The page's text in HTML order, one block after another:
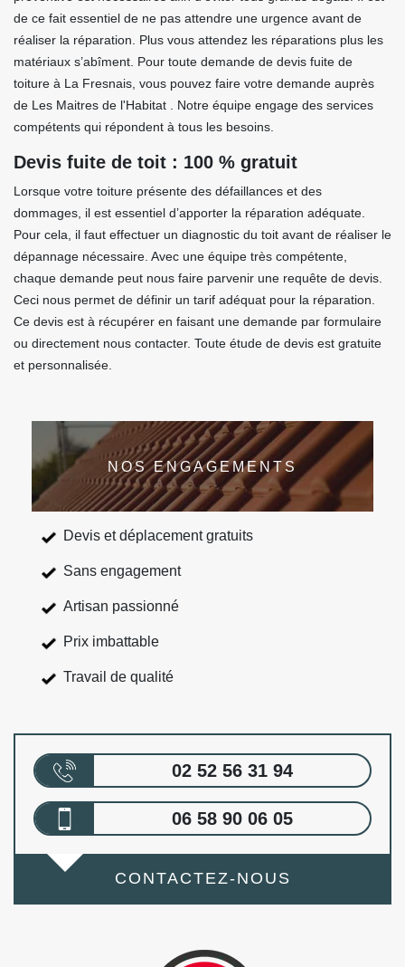
de ce fait essentiel de ne pas attendre une urgence avant de
réaliser la réparation. Plus vous attendez les réparations plus les
matériaux s’abîment. Pour toute demande de devis fuite de
toiture à La Fresnais, vous pouvez faire votre demande auprès
de Les Maitres de l'Habitat . Notre équipe engage des services
compétents qui répondent à tous les besoins.
Devis fuite de toit : 100 % gratuit
Lorsque votre toiture présente des défaillances et des
dommages, il est essentiel d’apporter la réparation adéquate.
Pour cela, il faut effectuer un diagnostic du toit avant de réaliser le
dépannage nécessaire. Avec une équipe très compétente,
chaque demande peut nous faire parvenir une requête de devis.
Ceci nous permet de définir un tarif adéquat pour la réparation.
Ce devis est à récupérer en faisant une demande par formulaire
ou directement nous contacter. Toute étude de devis est gratuite
et personnalisée.
NOS ENGAGEMENTS
Devis et déplacement gratuits
Sans engagement
Artisan passionné
Prix imbattable
Travail de qualité
02 52 56 31 94
06 58 90 06 05
CONTACTEZ-NOUS